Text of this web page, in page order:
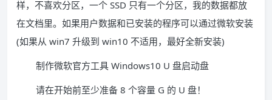
样，不喜欢分区，一个 SSD 只有一个分区，我的数据都放
在文档里。如果用户数据和已安装的程序可以通过微软安装
(如果从 win7 升级到 win10 不适用，最好全新安装)
制作微软官方工具 Windows10 U 盘启动盘
请在开始前至少准备 8 个容量 G 的 U 盘！